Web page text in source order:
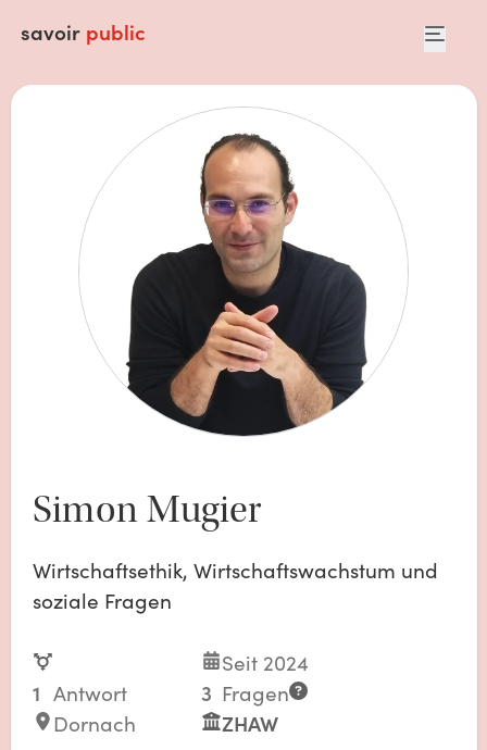
savoir public
Simon Mugier
Wirtschaftsethik, Wirtschaftswachstum und
soziale Fragen
Seit 2024
1 Antwort 3 Fragen
Dornach
ZHAW